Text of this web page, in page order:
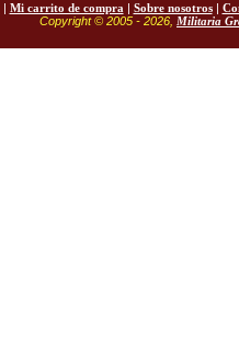
| Mi carrito de compra | Sobre nosotros|
Copyright © 2005 - 2026, Militaria